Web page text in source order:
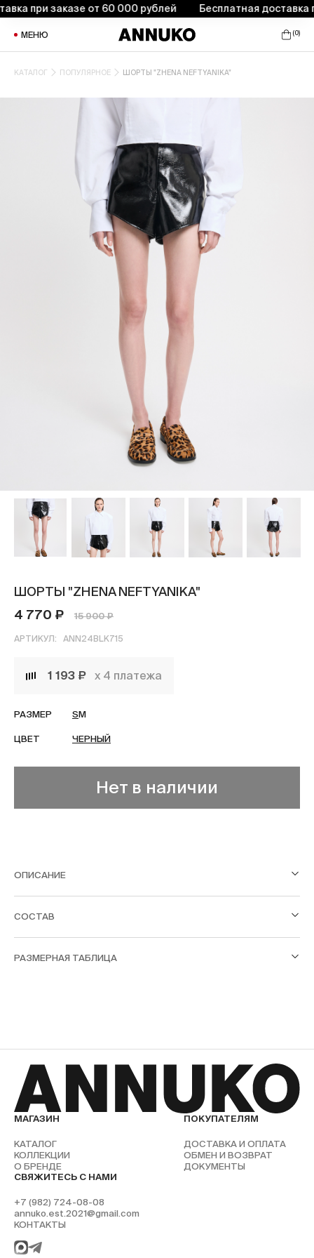
при заказе от 60 000 рублей Бесплатная доставка
МЕНЮ (0)
КАТАЛОГ ПОПУЛЯРНОЕ ШОРТЫ "ZHENA NEFTYANIKA"
ШОРТЫ "ZHENA NEFTYANIKA"
4 770 ₽
15 900 ₽
АРТИКУЛ: ANN24BLK715
1 193 ₽ х 4 платежа
РАЗМЕР SM
ЦВЕТ ЧЕРНЫЙ
Нет в наличии
ОПИСАНИЕ
СОСТАВ
РАЗМЕРНАЯ ТАБЛИЦА
МАГАЗИН
КАТАЛОГ
КОЛЛЕКЦИИ
О БРЕНДЕ
ПОКУПАТЕЛЯМ
ДОСТАВКА И ОПЛАТА
ОБМЕН И ВОЗВРАТ
ДОКУМЕНТЫ
СВЯЖИТЕСЬ С НАМИ
+7 (982) 724-08-08
annuko.est.2021@gmail.com
КОНТАКТЫ